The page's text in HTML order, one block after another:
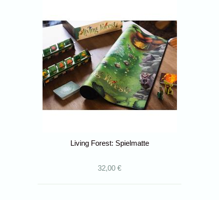
Living Forest: Spielmatte
32,00 €